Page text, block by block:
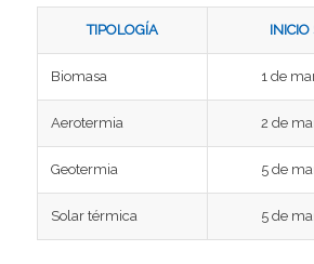
TIPOLOGÍA INICIO
Biomasa 1 de
Aerotermia 2 de
Geotermia 5 de
Solar térmica 5 de